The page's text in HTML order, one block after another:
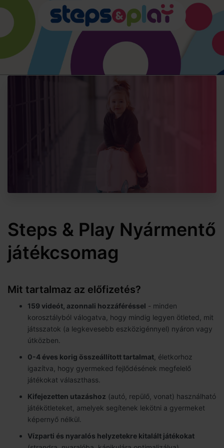
Steps & Play Nyármentő
játékcsomag
Mit tartalmaz az előfizetés?
159 videót, azonnali hozzáféréssel - minden
korosztályból válogatva, hogy mindig legyen ötleted, mit
játsszatok (a legkevesebb eszközigénnyel) nyáron vagy
útközben.
0-4 éves korig összeállított tartalmat , életkorhoz
igazítva, hogy gyermeked fejlődésének megfelelő
játékokat választhass.
Kifejezetten utazáshoz (autó, repülő, vonat) használható
játékötleteket, amelyek segítenek lekötni a gyermeket
képernyő nélkül.
Vízparti és nyaralós helyzetekre kitalált játékokat